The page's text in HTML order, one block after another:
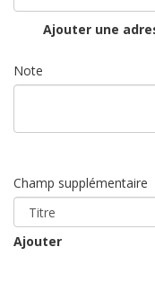
Ajouter une
Note
Champ supplémentaire
Ajouter